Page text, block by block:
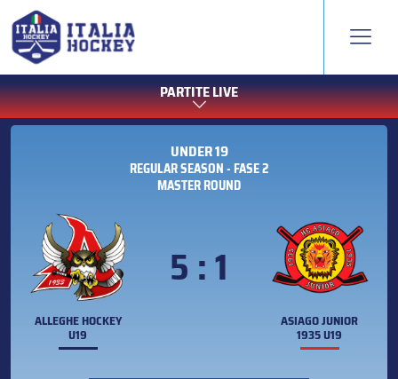
PARTITE LIVE
UNDER 19
REGULAR SEASON - FASE 2
MASTER ROUND
ALLEGHE HOCKEY
U19
5 : 1
ASIAGO JUNIOR
1935 U19